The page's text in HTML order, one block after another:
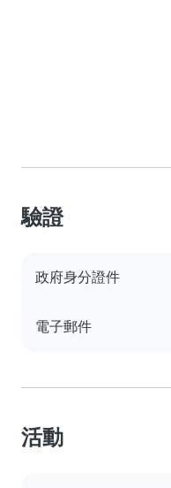
驗證
政府身分證件
電子郵件
活動